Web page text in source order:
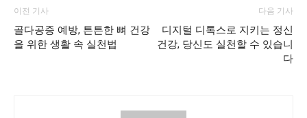
이전 기사
골다공증 예방, 튼튼한 뼈 건강
을 위한 생활 속 실천법
다음 기사
디지털 디톡스로 지키는 정신
건강, 당신도 실천할 수 있습니
다